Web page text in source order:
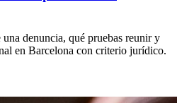
una denuncia, qué pruebas reunir y
en Barcelona con criterio jurídico.